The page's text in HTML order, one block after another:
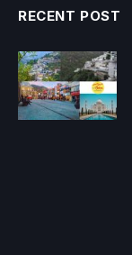
RECENT POST